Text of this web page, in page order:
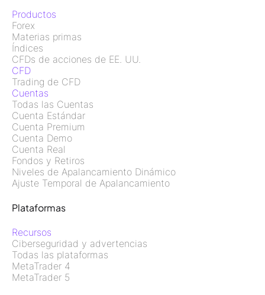
Productos
Forex
Materias primas
Índices
CFDs de acciones de EE. UU.
CFD
Trading de CFD
Cuentas
Todas las Cuentas
Cuenta Estándar
Cuenta Premium
Cuenta Demo
Cuenta Real
Fondos y Retiros
Niveles de Apalancamiento Dinámico
Ajuste Temporal de Apalancamiento
Plataformas
Recursos
Ciberseguridad y advertencias
Todas las plataformas
MetaTrader 4
MetaTrader 5